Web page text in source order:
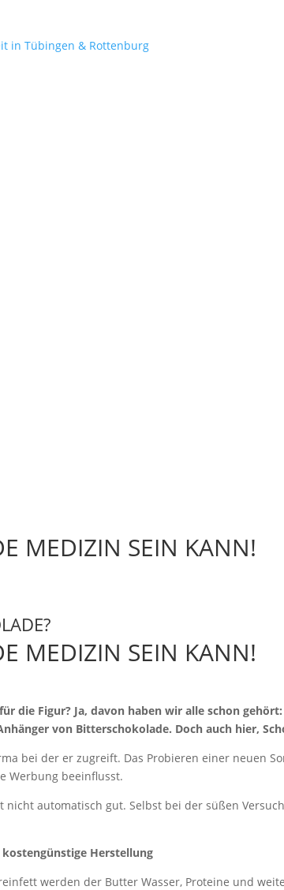
MEDIZIN SEIN KANN!
MEDIZIN SEIN KANN!
die Figur? Ja, davon haben wir alle schon
von Bitterschokolade. Doch auch hier,
bei der er zugreift. Das Probieren einer neuen
Werbung beeinflusst.
automatisch gut. Selbst bei der süßen
Herstellung
werden der Butter Wasser, Proteine und